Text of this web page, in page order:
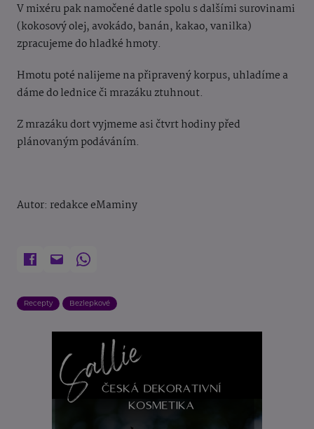
V mixéru pak namočené datle spolu s dalšími surovinami
(kokosový olej, avokádo, banán, kakao, vanilka)
zpracujeme do hladké hmoty.
Hmotu poté nalijeme na připravený korpus, uhladíme a
dáme do lednice či mrazáku ztuhnout.
Z mrazáku dort vyjmeme asi čtvrt hodiny před
plánovaným podáváním.
Autor: redakce eMaminy
Recepty Bezlepkové